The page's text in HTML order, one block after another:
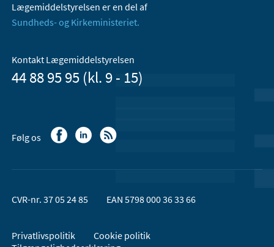
Lægemiddelstyrelsen er en del af
Sundheds- og Kirkeministeriet.
Kontakt Lægemiddelstyrelsen
44 88 95 95 (kl. 9 - 15)
Følg os
CVR-nr. 37 05 24 85 EAN 5798 000 36 33 66
Privatlivspolitik
Cookie politik